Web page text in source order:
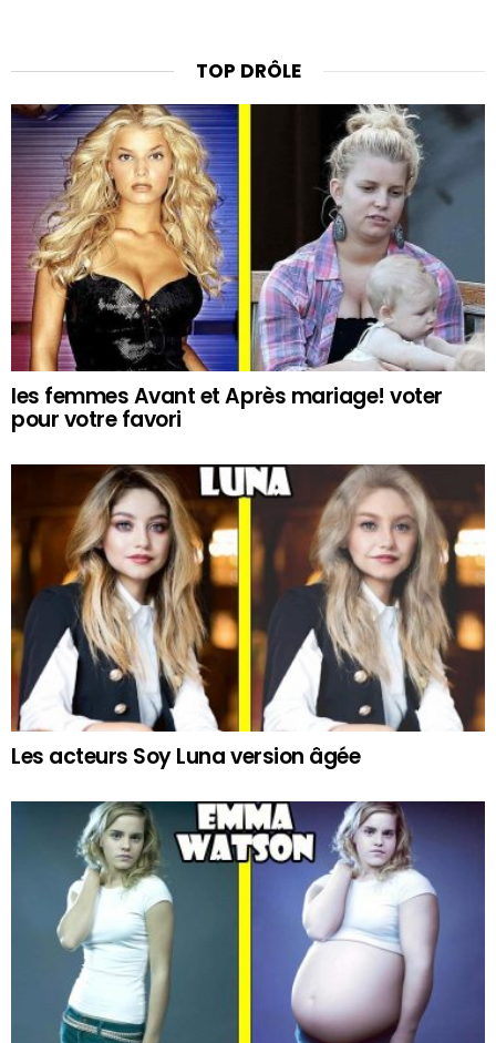
TOP DRÔLE
les femmes Avant et Après mariage! voter
pour votre favori
Les acteurs Soy Luna version âgée